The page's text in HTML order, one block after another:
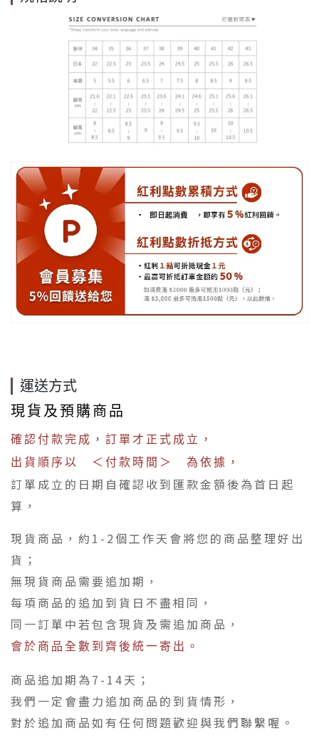
運送方式
現貨及預購商品
確認付款完成，訂單才正式成立，
出貨順序以 ＜付款時間＞ 為依據，
訂單成立的日期自確認收到匯款金額後為首日起
算，
現貨商品，約1-2個工作天會將您的商品整理好出
貨；
無現貨商品需要追加期，
每項商品的追加到貨日不盡相同，
同一訂單中若包含現貨及需追加商品，
會於商品全數到齊後統一寄出。
商品追加期為7-14天；
我們一定會盡力追加商品的到貨情形，
對於追加商品如有任何問題歡迎與我們聯繫喔。